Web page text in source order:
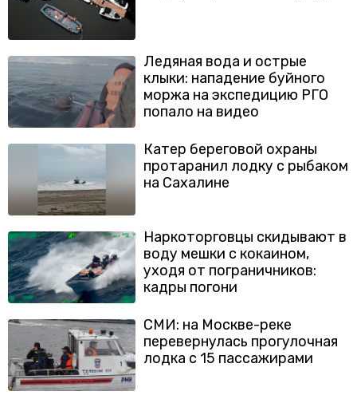
Ледяная вода и острые
клыки: нападение буйного
моржа на экспедицию РГО
попало на видео
Катер береговой охраны
протаранил лодку с рыбаком
на Сахалине
Наркоторговцы скидывают в
воду мешки с кокаином,
уходя от пограничников:
кадры погони
СМИ: на Москве-реке
перевернулась прогулочная
лодка с 15 пассажирами